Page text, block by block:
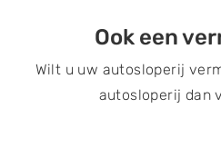
Ook een
Wilt u uw autosloperij
autosloperij dan